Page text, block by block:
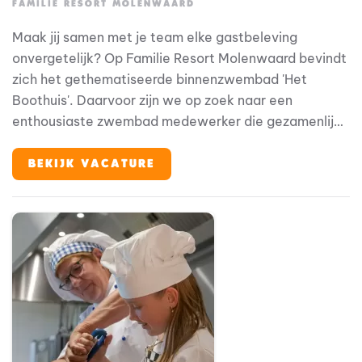
FAMILIE RESORT MOLENWAARD
Maak jij samen met je team elke gastbeleving
onvergetelijk? Op Familie Resort Molenwaard bevindt
zich het gethematiseerde binnenzwembad 'Het
Boothuis'. Daarvoor zijn we op zoek naar een
enthousiaste zwembad medewerker die gezamenlijk
verantwoordelijk is voor het operationeel draaien van
het zwembad. Bij Familie Resort Molenwaard stap je
plezier, ontdekken en jezelf kunnen zijn. En jij? Jij zorgt
ervoor dat elke gast zich welkom voelt vanaf het
eerste moment.
BEKIJK VACATURE